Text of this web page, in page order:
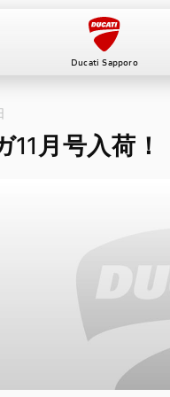
Ducati Sapporo
11月号入荷！